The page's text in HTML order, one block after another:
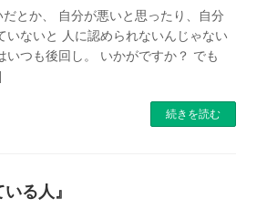
とか、 自分が悪いと思ったり、自分
いないと 人に認められないんじゃない
つも後回し。 いかがですか？ でも
続きを読む
る人』